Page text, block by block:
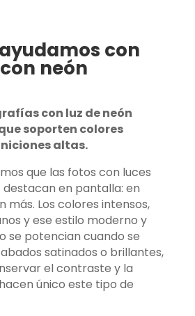
con
neón
con luz de neón
soporten colores
altas.
que las fotos con luces
destacan en pantalla: en
más. Los colores intensos,
y ese estilo moderno y
se potencian cuando se
satinados o brillantes,
el contraste y la
único este tipo de